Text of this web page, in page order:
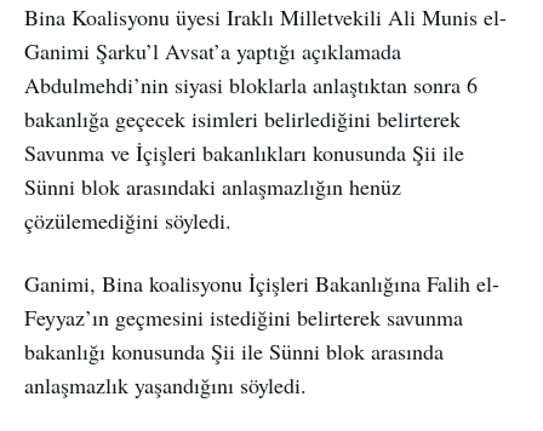
Bina Koalisyonu üyesi Iraklı Milletvekili Ali Munis el-
Ganimi Şarku’l Avsat’a yaptığı açıklamada
Abdulmehdi’nin siyasi bloklarla anlaştıktan sonra 6
bakanlığa geçecek isimleri belirlediğini belirterek
Savunma ve İçişleri bakanlıkları konusunda Şii ile
Sünni blok arasındaki anlaşmazlığın henüz
çözülemediğini söyledi.
Ganimi, Bina koalisyonu İçişleri Bakanlığına Falih el-
Feyyaz’ın geçmesini istediğini belirterek savunma
bakanlığı konusunda Şii ile Sünni blok arasında
anlaşmazlık yaşandığını söyledi.